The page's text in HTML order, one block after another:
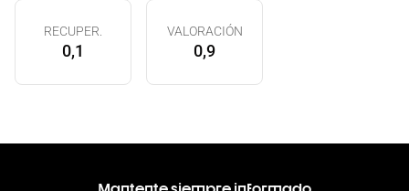
RECUPER.
0,1
VALORACIÓN
0,9
Mantente siempre informado